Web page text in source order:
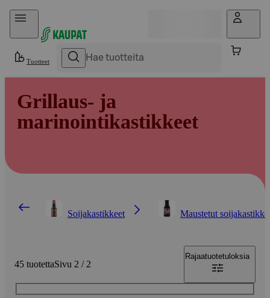
Hyppää sisältöön
Tuotteet
Grillaus- ja
marinointikastikkeet
Soijakastikkeet Maustetut
45 tuotettaSivu 2 / 2
Rajaatuotetuloksia